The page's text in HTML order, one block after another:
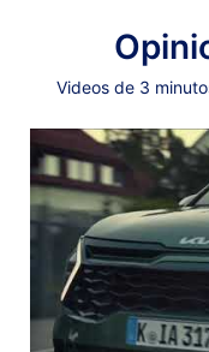
Videos de 3